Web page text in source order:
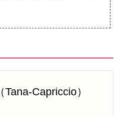
（Tana-Capriccio）